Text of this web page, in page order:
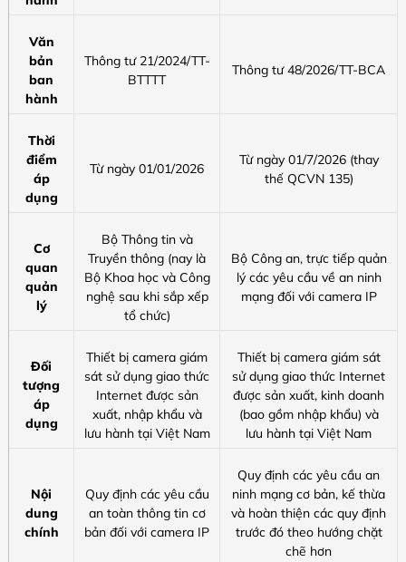
Văn
bản
ban
hành
Thông tư 21/2024/TT-
BTTTT
Thông tư 48/2026/TT-BCA
Thời
điểm
áp
dụng
Từ ngày 01/01/2026
Từ ngày 01/7/2026 (thay
thế QCVN 135)
Cơ
quan
quản
lý
Bộ Thông tin và
Truyền thông (nay là
Bộ Khoa học và Công
nghệ sau khi sắp xếp
tổ chức)
Bộ Công an, trực tiếp quản
lý các yêu cầu về an ninh
mạng đối với camera IP
Đối
tượng
áp
dụng
Thiết bị camera giám
sát sử dụng giao thức
Internet được sản
xuất, nhập khẩu và
lưu hành tại Việt Nam
Thiết bị camera giám sát
sử dụng giao thức Internet
được sản xuất, kinh doanh
(bao gồm nhập khẩu) và
lưu hành tại Việt Nam
Nội
dung
chính
Quy định các yêu cầu
an toàn thông tin cơ
bản đối với camera IP
Quy định các yêu cầu an
ninh mạng cơ bản, kế thừa
và hoàn thiện các quy định
trước đó theo hướng chặt
chẽ hơn